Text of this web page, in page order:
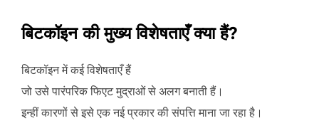
बिटकॉइन की मुख्य विशेषताएँ क्या हैं?
बिटकॉइन में कई विशेषताएँ हैं
जो उसे पारंपरिक फिएट मुद्राओं से अलग बनाती हैं।
इन्हीं कारणों से इसे एक नई प्रकार की संपत्ति माना जा रहा है।